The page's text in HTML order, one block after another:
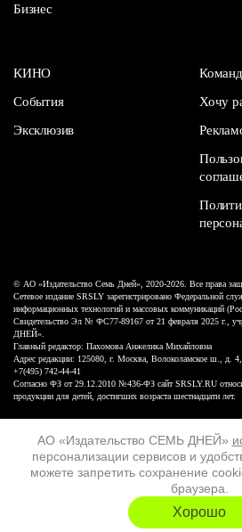
АО «Издательство СЕМЬ ДНЕЙ»
персонализации сервисов и
можете запретить сохранение
браузера.
Хорошо
Бизнес
КИНО
События
Эксклюзив
Хочу
16+
© АО «Издательство Семь Дней», 2020-2026. Все права
Сетевое издание SRSLY зарегистрировано Федеральной
информационных технологий и массовых коммуникаций
Свидетельство Эл № ФС77-89167 от 21 февраля 2025 г.,
ДНЕЙ».
Главный редактор: Пахомова Анжелика Михайловна
Адрес редакции: 125080, г. Москва, Волоколамское ш., д.
+7(495) 742-44-41
Согласно ФЗ от 29.12.2010 №436-ФЗ сайт SRSLY.RU
продукции для детей, достигших возраста шестнадцати лет.
ХОЧУ ЕЩЁ